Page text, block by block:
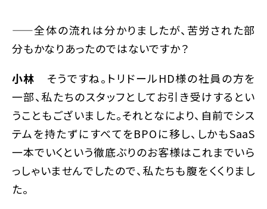
——全体の流れは分かりましたが、苦労された部
分もかなりあったのではないですか？
小林 そうですね。トリドールHD様の社員の方を
一部、私たちのスタッフとしてお引き受けするとい
うこともございました。それとなにより、自前でシス
テムを持たずにすべてをBPOに移し、しかもSaaS
一本でいくという徹底ぶりのお客様はこれまでいら
っしゃいませんでしたので、私たちも腹をくくりまし
た。